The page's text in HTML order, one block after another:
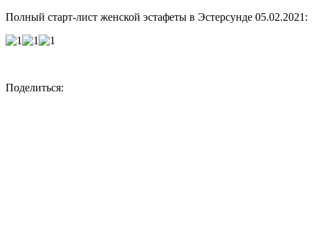
Полный старт-лист женской эстафеты в Эстерсунде 05.02.2021:
Поделиться: